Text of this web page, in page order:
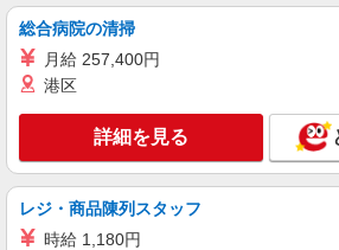
給1,550円〜 ◆初任者研
円〜 ◆初任者研修・経
護福祉士・経験者：時給1,650円〜
月以上 ※給与幅は経験・能力
OK（規定あり）
は3000ヶ所以上★ 自宅か
ど、お好きな勤務地をお
キープ
派遣社員
総合病院の清掃
月給 257,400円
港区
詳細を見る
レジ・商品陳列スタッフ
時給 1,180円